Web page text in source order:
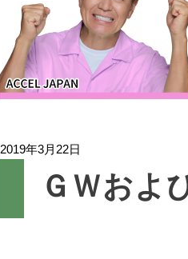
2019年3月22日
ＧＷおよ